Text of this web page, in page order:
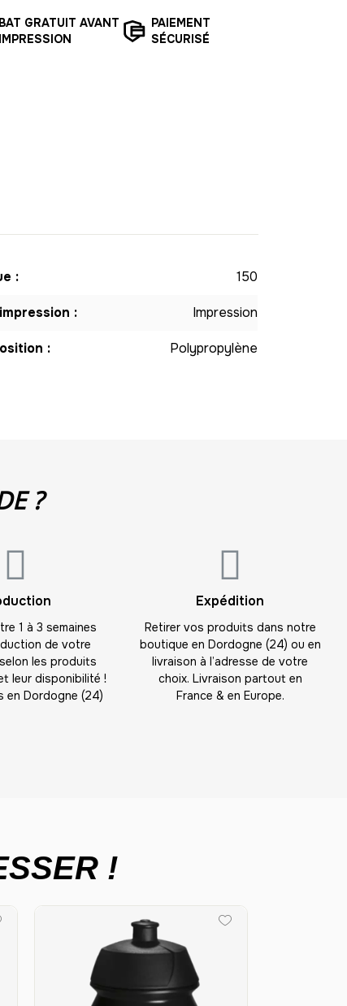
BAT GRATUIT AVANT
IMPRESSION
PAIEMENT
SÉCURISÉ
: 150
: Impression
: Polypropylène
?
1 à 3 semaines
de votre
les produits
leur disponibilité !
en Dordogne (24)
Expédition
Retirer vos produits dans notre
boutique en Dordogne (24) ou en
livraison à l’adresse de votre
choix. Livraison partout en
France & en Europe.
!